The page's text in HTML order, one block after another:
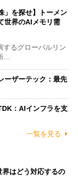
」を探せ】トーメン
世界のAIメモリ需
るグローバルリン
…
ーザーテック：最先
：AIインフラを支
一覧を見る
はどう対応するの